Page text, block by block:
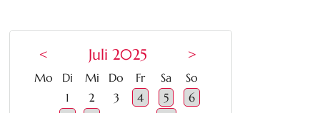
< Juli 2025 >
Montag
Di enstag
Mittwoch
Do nnerstag
Freitag
Samstag
So
1
2 3 4 5
6